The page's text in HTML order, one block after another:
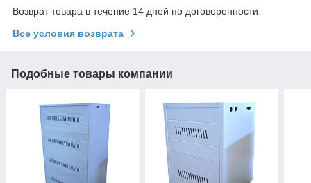
Возврат товара в течение 14 дней по договоренности
Все условия возврата
Подобные товары компании